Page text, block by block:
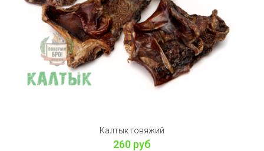
Калтык говяжий
260 руб